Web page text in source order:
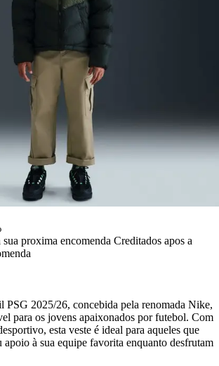
proxima encomenda Creditados apos a
PSG 2025/26, concebida pela renomada Nike,
para os jovens apaixonados por futebol. Com
esta veste é ideal para aqueles que
apoio à sua equipe favorita enquanto desfrutam